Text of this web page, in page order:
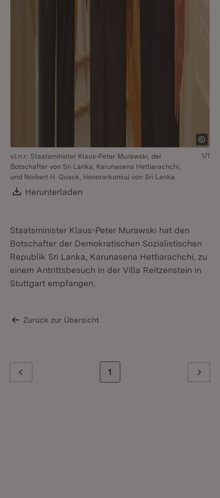
v.l.n.r.: Staatsminister Klaus-Peter Murawski, der
Botschafter von Sri Lanka, Karunasena Hettiarachchi,
und Norbert H. Quack, Honorarkonsul von Sri Lanka
Download:
Herunterladen
1/1
Staatsminister Klaus-Peter Murawski hat den
Botschafter der Demokratischen Sozialistischen
Republik Sri Lanka, Karunasena Hettiarachchi, zu
einem Antrittsbesuch in der Villa Reitzenstein in
Stuttgart empfangen.
Zurück zur Übersicht
Zur letzten Seite
1 Weiter